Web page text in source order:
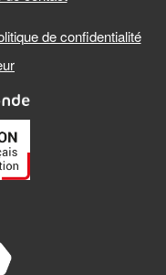
de confidentialité